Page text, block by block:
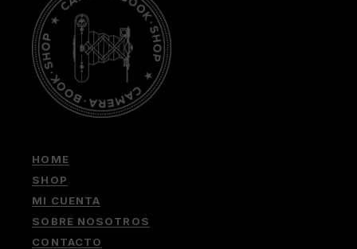
HOME
SHOP
MI CUENTA
SOBRE NOSOTROS
CONTACTO